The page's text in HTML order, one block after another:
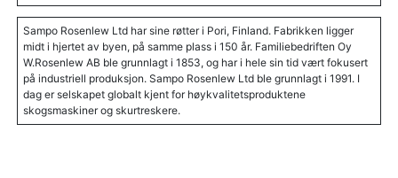
Sampo Rosenlew Ltd har sine røtter i Pori, Finland. Fabrikken ligger
midt i hjertet av byen, på samme plass i 150 år. Familiebedriften Oy
W.Rosenlew AB ble grunnlagt i 1853, og har i hele sin tid vært fokusert
på industriell produksjon. Sampo Rosenlew Ltd ble grunnlagt i 1991. I
dag er selskapet globalt kjent for høykvalitetsproduktene
skogsmaskiner og skurtreskere.